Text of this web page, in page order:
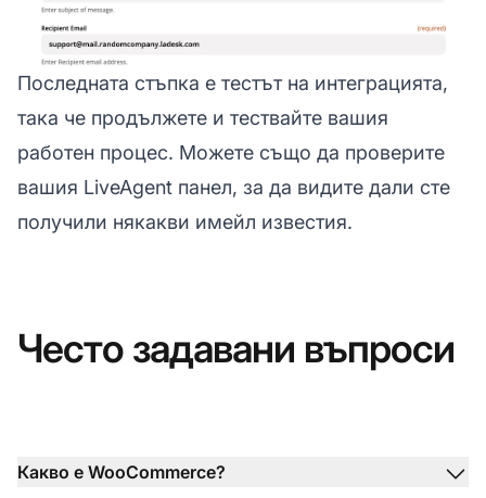
Последната стъпка е тестът на интеграцията,
така че продължете и тествайте вашия
работен процес. Можете също да проверите
вашия LiveAgent панел, за да видите дали сте
получили някакви имейл известия.
Често задавани въпроси
Какво е WooCommerce?